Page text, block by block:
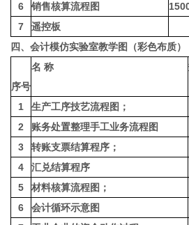
6
销售核算流程图
7
遥控板
四、会计模仿实验室教学图（彩色布质）
序号
名 称
1 生产工序技艺流程图；
2
账务处置整理手工业务流程图
3
转账支票结算程序；
4
汇兑结算程序
5
材料核算流程图；
6
会计循环示意图